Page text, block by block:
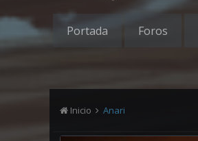
Portada Foros
Inicio Anari